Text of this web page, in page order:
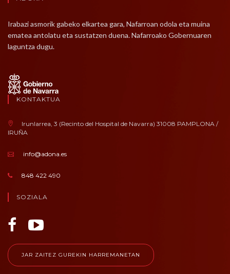
Irabazi asmorik gabeko elkartea gara, Nafarroan odola eta muina
ematea antolatu eta sustatzen duena. Nafarroako Gobernuaren
laguntza dugu.
KONTAKTUA
Irunlarrea, 3 (Recinto del Hospital de Navarra) 31008 PAMPLONA /
IRUÑA
info@adona.es
848 422 490
SOZIALA
JAR ZAITEZ GUREKIN HARREMANETAN